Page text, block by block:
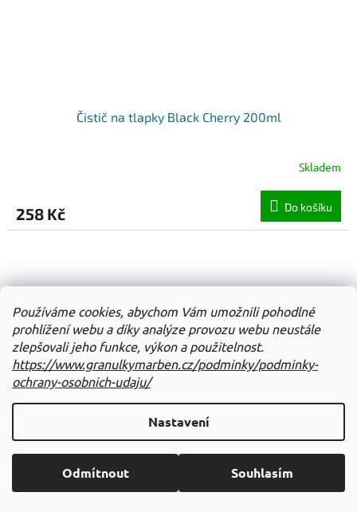
Používáme cookies, abychom Vám umožnili pohodlné
prohlížení webu a díky analýze provozu webu neustále
zlepšovali jeho funkce, výkon a použitelnost.
https://www.granulkymarben.cz/podminky/podminky-
ochrany-osobnich-udaju/
Nastavení
Odmítnout Souhlasím
Čistič na tlapky Black Cherry 200ml
Skladem
258 Kč Do košíku